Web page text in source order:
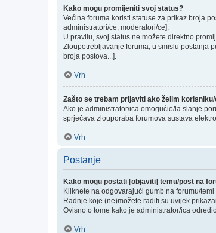
Kako mogu promijeniti svoj status?
Većina foruma koristi statuse za prikaz broja
administratori/ce, moderatori/ce].
U pravilu, svoj status ne možete direktno
Zloupotrebljavanje foruma, u smislu postanja
broja postova...].
Vrh
Zašto se trebam prijaviti ako želim
Ako je administrator/ica omogućio/la slanje
sprječava zlouporaba forumova sustava
Vrh
Postanje
Kako mogu postati [objaviti] temu/post na
Kliknete na odgovarajući gumb na forumu/temi
Radnje koje (ne)možete raditi su uvijek
Ovisno o tome kako je administrator/ica
Vrh